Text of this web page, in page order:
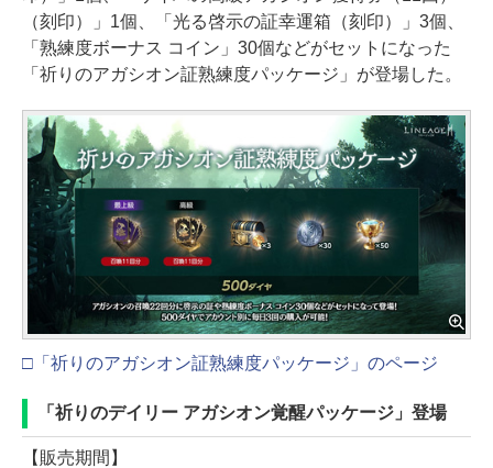
（刻印）」1個、「光る啓示の証幸運箱（刻印）」3個、
「熟練度ボーナス コイン」30個などがセットになった
「祈りのアガシオン証熟練度パッケージ」が登場した。
□「祈りのアガシオン証熟練度パッケージ」のページ
「祈りのデイリー アガシオン覚醒パッケージ」登場
【販売期間】